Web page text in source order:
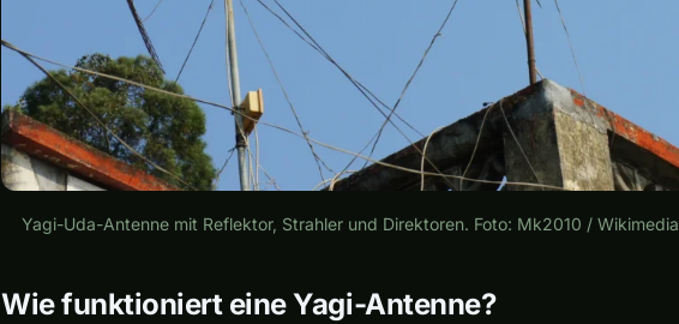
Yagi-Uda-Antenne mit Reflektor, Strahler und Direktoren. Foto: Mk2010 /
Wie funktioniert eine Yagi-Antenne?